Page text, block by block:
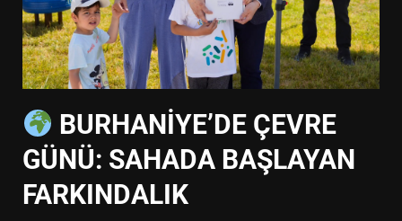
BURHANİYE’DE ÇEVRE
GÜNÜ: SAHADA BAŞLAYAN
FARKINDALIK